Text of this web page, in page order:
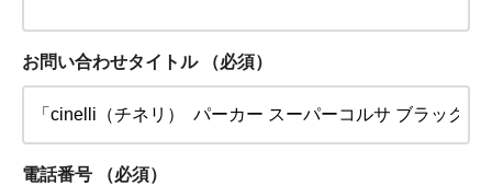
お問い合わせタイトル （必須）
電話番号 （必須）